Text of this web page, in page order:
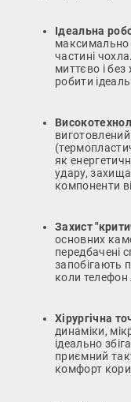
Ідеальна
максимально
частині
миттєво і
робити
виготовлений
як
удару,
компоненти
Захист
основних
передбачені
запобігають
коли телефон
Хірургічна
динаміки,
ідеально
приємний
комфорт